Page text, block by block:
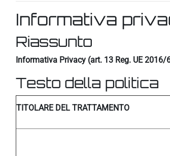
Informativa
Riassunto
Informativa Privacy (art. 13 Reg. UE
Testo della politica
TITOLARE DEL TRATTAMENTO